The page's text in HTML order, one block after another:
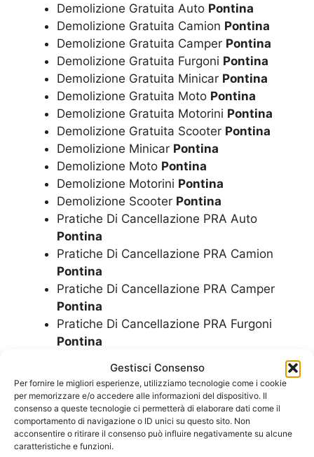
Gestisci Consenso
Per fornire le migliori esperienze, utilizziamo tecnologie come i cookie
per memorizzare e/o accedere alle informazioni del dispositivo. Il
consenso a queste tecnologie ci permetterà di elaborare dati come il
comportamento di navigazione o ID unici su questo sito. Non
acconsentire o ritirare il consenso può influire negativamente su alcune
caratteristiche e funzioni.
Demolizione Gratuita Auto Pontina
Demolizione Gratuita Camion Pontina
Demolizione Gratuita Camper Pontina
Demolizione Gratuita Furgoni Pontina
Demolizione Gratuita Minicar Pontina
Demolizione Gratuita Moto Pontina
Demolizione Gratuita Motorini Pontina
Demolizione Gratuita Scooter Pontina
Demolizione Minicar Pontina
Demolizione Moto Pontina
Demolizione Motorini Pontina
Demolizione Scooter Pontina
Pratiche Di Cancellazione PRA Auto
Pontina
Pratiche Di Cancellazione PRA Camion
Pontina
Pratiche Di Cancellazione PRA Camper
Pontina
Pratiche Di Cancellazione PRA Furgoni
Pontina
Pratiche Di Cancellazione PRA Moto
Pontina
Pratiche Di Cancellazione PRA Motorini
Pontina